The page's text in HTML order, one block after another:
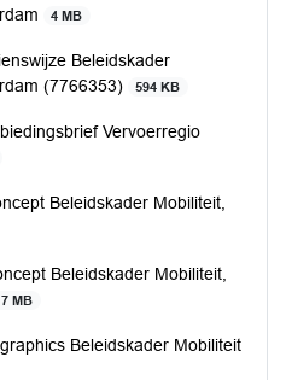
4 MB
Beleidskader
(7766353)
594 KB
Vervoerregio
Beleidskader Mobiliteit,
Beleidskader Mobiliteit,
MB
Beleidskader Mobiliteit